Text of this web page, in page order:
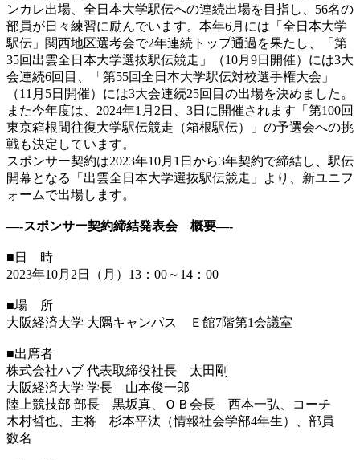
ンカレ出場、全日本大学駅伝への連続出場を目指し、56名の
部員が日々練習に励んでいます。本年6月には「全日本大学
駅伝」関西地区選考会で2年連続トップ通過を果たし、「第
35回出雲全日本大学選抜駅伝競走」（10月9日開催）には3大
会連続6回目、「第55回全日本大学駅伝対校選手権大会」
（11月5日開催）には3大会連続25回目の出場を決めました。
また今年度は、2024年1月2日、3日に開催されます「第100回
東京箱根間往復大学駅伝競走（箱根駅伝）」の予選会への挑
戦も決定しています。
スポンサー契約は2023年10月1日から3年契約で締結し、駅伝
開幕となる「出雲全日本大学選抜駅伝競走」より、新ユニフ
ォームで出場します。
—-スポンサー契約締結発表会 概要—-
■日 時
2023年10月2日（月）13：00～14：00
■場 所
大阪経済大学 大隅キャンパス Ｅ館7階第1会議室
■出席者
株式会社ハブ 代表取締役社長 太田剛
大阪経済大学 学長 山本俊一郎
陸上競技部 部長 黒坂真、ＯＢ会長 西本一弘、コーチ
木村哲也、主将 杉本平汰（情報社会学部4年生）、部員
数名